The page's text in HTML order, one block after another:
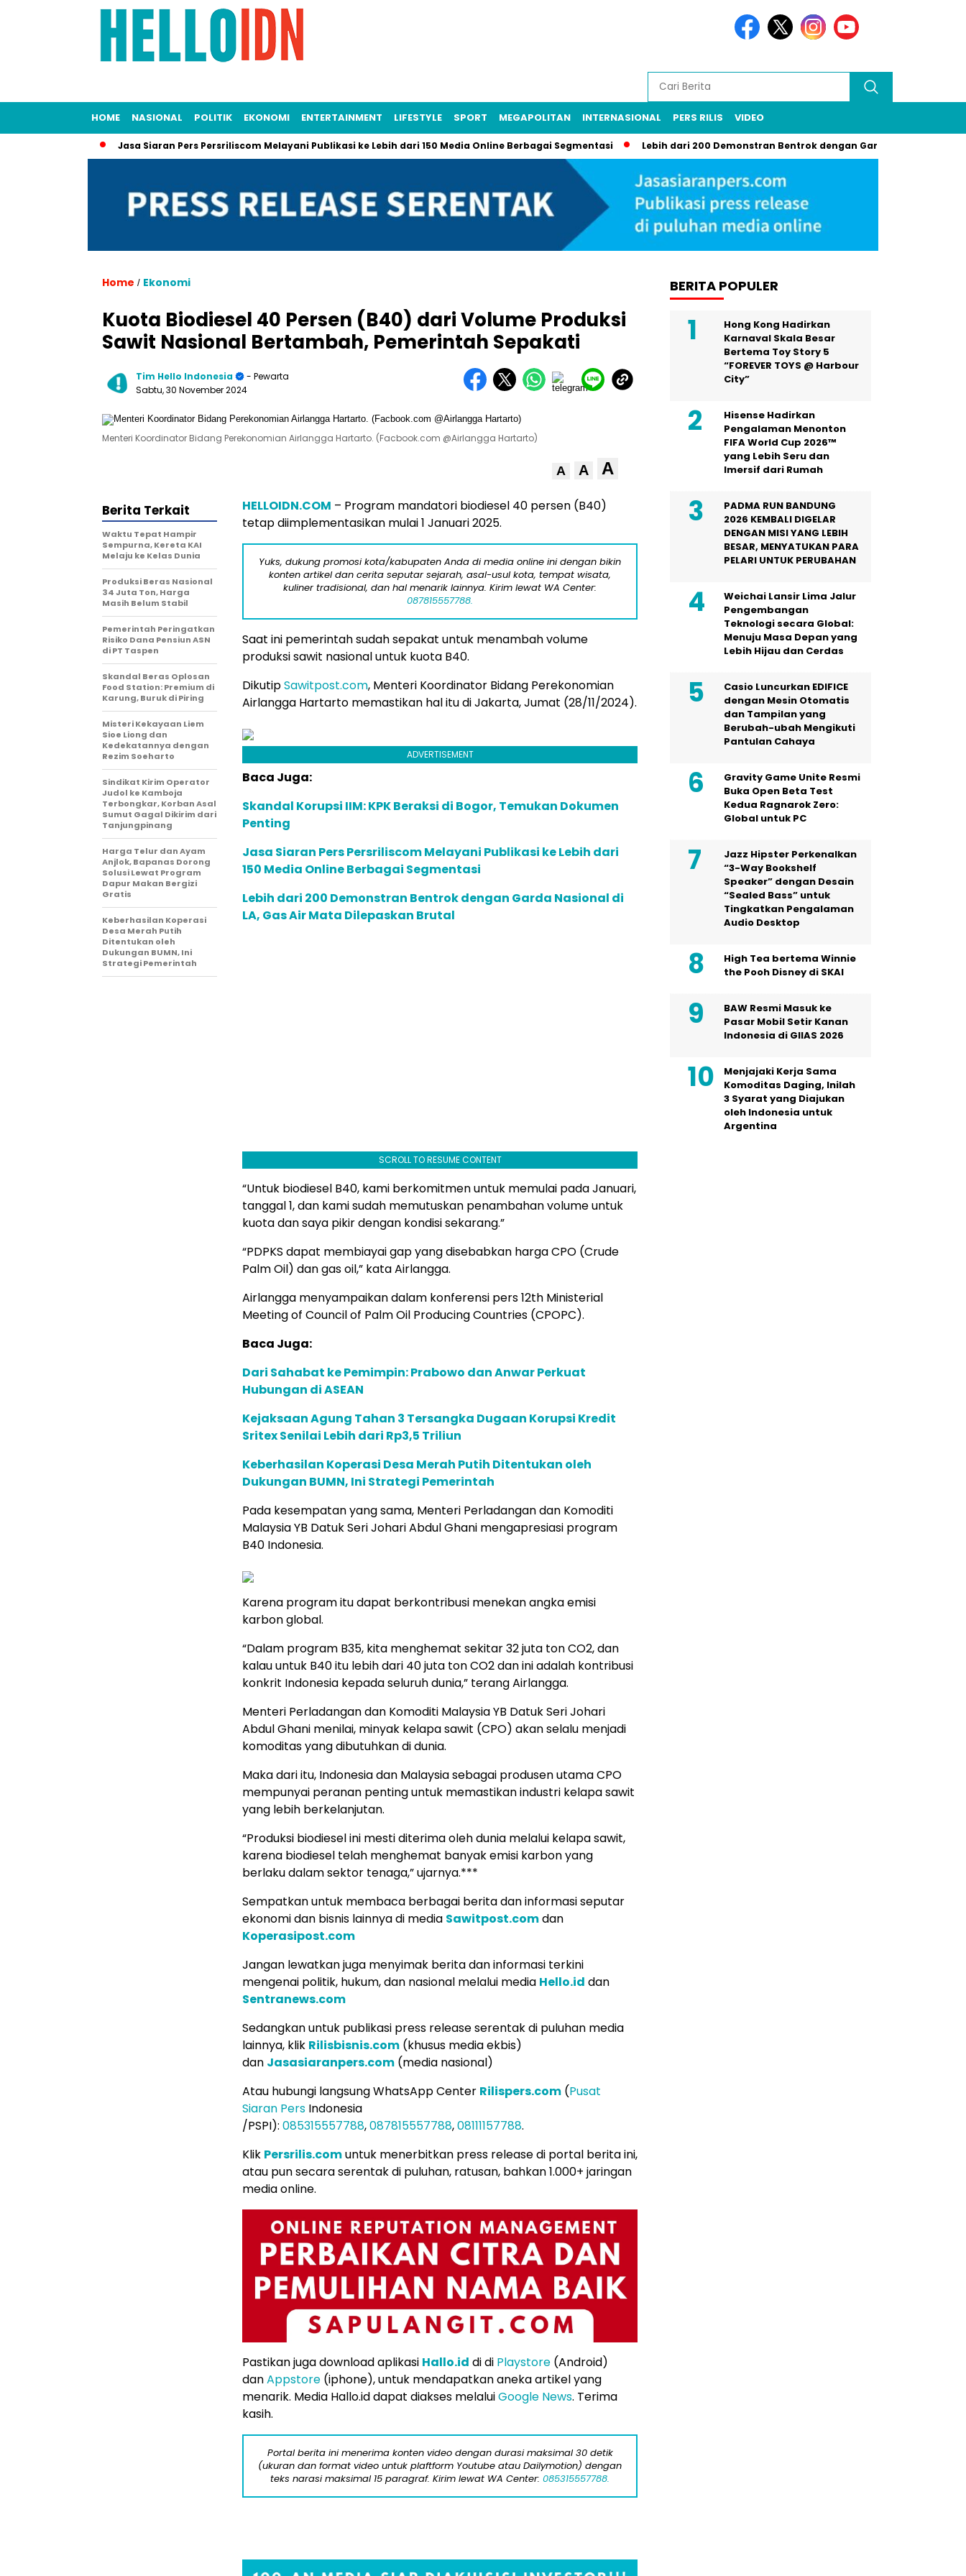
HOME NASIONAL POLITIK EKONOMI ENTERTAINMENT LIFESTYLE SPORT MEGAPOLITAN INTERNASIONAL PERS RILIS VIDEO
Jasa Siaran Pers Persriliscom Melayani Publikasi ke Lebih dari 150 Media Online Berbagai Segmentasi Lebih dari 200 Demonstran Bentrok dengan Garda Nasional di LA, Gas
Home / Ekonomi
Kuota Biodiesel 40 Persen (B40) dari Volume Produksi
Sawit Nasional Bertambah, Pemerintah Sepakati
Tim Hello Indonesia
- Pewarta
Sabtu, 30 November 2024
Menteri Koordinator Bidang Perekonomian Airlangga Hartarto. (Facbook.com @Airlangga Hartarto)
A A A
HELLOIDN.COM – Program mandatori biodiesel 40 persen (B40)
tetap diimplementasikan mulai 1 Januari 2025.
Yuks, dukung promosi kota/kabupaten Anda di media online ini dengan bikin
konten artikel dan cerita seputar sejarah, asal-usul kota, tempat wisata,
kuliner tradisional, dan hal menarik lainnya. Kirim lewat WA Center:
087815557788.
Saat ini pemerintah sudah sepakat untuk menambah volume
produksi sawit nasional untuk kuota B40.
DikutipSawitpost.com, Menteri Koordinator Bidang Perekonomian
Airlangga Hartarto memastikan hal itu di Jakarta, Jumat (28/11/2024).
ADVERTISEMENT
Baca Juga:
Skandal Korupsi IIM: KPK Beraksi di Bogor, Temukan Dokumen
Penting
Jasa Siaran Pers Persriliscom Melayani Publikasi ke Lebih dari
150 Media Online Berbagai Segmentasi
Lebih dari 200 Demonstran Bentrok dengan Garda Nasional di
LA, Gas Air Mata Dilepaskan Brutal
SCROLL TO RESUME CONTENT
“Untuk biodiesel B40, kami berkomitmen untuk memulai pada Januari,
tanggal 1, dan kami sudah memutuskan penambahan volume untuk
kuota dan saya pikir dengan kondisi sekarang.”
“PDPKS dapat membiayai gap yang disebabkan harga CPO (Crude
Palm Oil) dan gas oil,” kata Airlangga.
Airlangga menyampaikan dalam konferensi pers 12th Ministerial
Meeting of Council of Palm Oil Producing Countries (CPOPC).
Baca Juga:
Dari Sahabat ke Pemimpin: Prabowo dan Anwar Perkuat
Hubungan di ASEAN
Kejaksaan Agung Tahan 3 Tersangka Dugaan Korupsi Kredit
Sritex Senilai Lebih dari Rp3,5 Triliun
Keberhasilan Koperasi Desa Merah Putih Ditentukan oleh
Dukungan BUMN, Ini Strategi Pemerintah
Pada kesempatan yang sama, Menteri Perladangan dan Komoditi
Malaysia YB Datuk Seri Johari Abdul Ghani mengapresiasi program
B40 Indonesia.
Karena program itu dapat berkontribusi menekan angka emisi
karbon global.
“Dalam program B35, kita menghemat sekitar 32 juta ton CO2, dan
kalau untuk B40 itu lebih dari 40 juta ton CO2 dan ini adalah kontribusi
konkrit Indonesia kepada seluruh dunia,” terang Airlangga.
Menteri Perladangan dan Komoditi Malaysia YB Datuk Seri Johari
Abdul Ghani menilai, minyak kelapa sawit (CPO) akan selalu menjadi
komoditas yang dibutuhkan di dunia.
Maka dari itu, Indonesia dan Malaysia sebagai produsen utama CPO
mempunyai peranan penting untuk memastikan industri kelapa sawit
yang lebih berkelanjutan.
“Produksi biodiesel ini mesti diterima oleh dunia melalui kelapa sawit,
karena biodiesel telah menghemat banyak emisi karbon yang
berlaku dalam sektor tenaga,” ujarnya.***
Sempatkan untuk membaca berbagai berita dan informasi seputar
ekonomi dan bisnis lainnya di media Sawitpost.comdan
Koperasipost.com
Jangan lewatkan juga menyimak berita dan informasi terkini
mengenai politik, hukum, dan nasional melalui media Hello.id dan
Sentranews.com
Sedangkan untuk publikasi press release serentak di puluhan media
lainnya, klik Rilisbisnis.com (khusus media ekbis)
dan Jasasiaranpers.com (media nasional)
Atau hubungi langsung WhatsApp Center Rilispers.com (Pusat
Siaran Pers Indonesia
/PSPI): 085315557788,087815557788,08111157788.
Klik Persrilis.comuntuk menerbitkan press release di portal berita ini,
atau pun secara serentak di puluhan, ratusan, bahkan 1.000+ jaringan
media online.
Pastikan juga download aplikasi Hallo.id di di Playstore (Android)
danAppstore (iphone), untuk mendapatkan aneka artikel yang
menarik. Media Hallo.id dapat diakses melaluiGoogle News. Terima
kasih.
Portal berita ini menerima konten video dengan durasi maksimal 30 detik
(ukuran dan format video untuk plaftform Youtube atau Dailymotion) dengan
teks narasi maksimal 15 paragraf. Kirim lewat WA Center: 085315557788.
Berita Terkait
Waktu Tepat Hampir
Sempurna, Kereta KAI
Melaju ke Kelas Dunia
Produksi Beras Nasional
34 Juta Ton, Harga
Masih Belum Stabil
Pemerintah Peringatkan
Risiko Dana Pensiun ASN
di PT Taspen
Skandal Beras Oplosan
Food Station: Premium di
Karung, Buruk di Piring
Misteri Kekayaan Liem
Sioe Liong dan
Kedekatannya dengan
Rezim Soeharto
Sindikat Kirim Operator
Judol ke Kamboja
Terbongkar, Korban Asal
Sumut Gagal Dikirim dari
Tanjungpinang
Harga Telur dan Ayam
Anjlok, Bapanas Dorong
Solusi Lewat Program
Dapur Makan Bergizi
Gratis
Keberhasilan Koperasi
Desa Merah Putih
Ditentukan oleh
Dukungan BUMN, Ini
Strategi Pemerintah
BERITA POPULER
Hong Kong Hadirkan
Karnaval Skala Besar
Bertema Toy Story 5
“FOREVER TOYS @ Harbour
City”
Hisense Hadirkan
Pengalaman Menonton
FIFA World Cup 2026™
yang Lebih Seru dan
Imersif dari Rumah
PADMA RUN BANDUNG
2026 KEMBALI DIGELAR
DENGAN MISI YANG LEBIH
BESAR, MENYATUKAN PARA
PELARI UNTUK PERUBAHAN
Weichai Lansir Lima Jalur
Pengembangan
Teknologi secara Global:
Menuju Masa Depan yang
Lebih Hijau dan Cerdas
Casio Luncurkan EDIFICE
dengan Mesin Otomatis
dan Tampilan yang
Berubah-ubah Mengikuti
Pantulan Cahaya
Gravity Game Unite Resmi
Buka Open Beta Test
Kedua Ragnarok Zero:
Global untuk PC
Jazz Hipster Perkenalkan
“3-Way Bookshelf
Speaker” dengan Desain
“Sealed Bass” untuk
Tingkatkan Pengalaman
Audio Desktop
High Tea bertema Winnie
the Pooh Disney di SKAI
BAW Resmi Masuk ke
Pasar Mobil Setir Kanan
Indonesia di GIIAS 2026
Menjajaki Kerja Sama
Komoditas Daging, Inilah
3 Syarat yang Diajukan
oleh Indonesia untuk
Argentina